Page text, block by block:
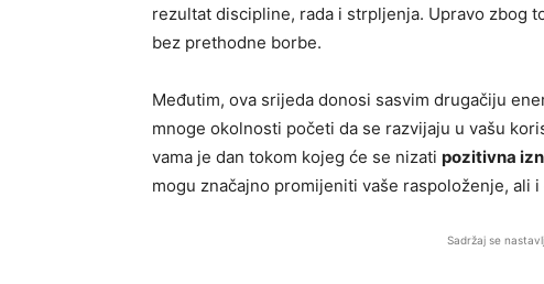
rezultat discipline, rada i strpljenja. Upravo zbog
bez prethodne borbe.
Međutim, ova srijeda donosi sasvim drugačiju
mnoge okolnosti početi da se razvijaju u vašu
vama je dan tokom kojeg će se nizati pozitivna
mogu značajno promijeniti vaše raspoloženje, ali
Sadržaj se